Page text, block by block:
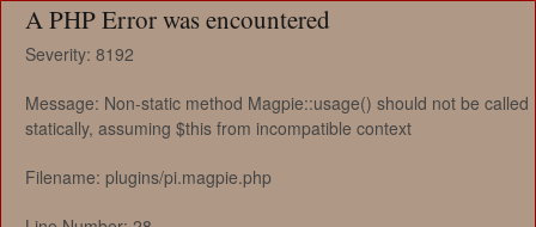
A PHP Error was encountered
Severity: 8192
Message: Non-static method Magpie::usage() should not be called
statically, assuming $this from incompatible context
Filename: plugins/pi.magpie.php